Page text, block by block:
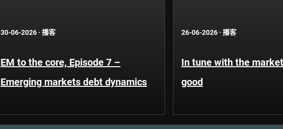
30-06-2026 · 播客
EM to the core, Episode 7 –
Emerging markets debt dynamics
26-06-2026 · 播客
In tune with the
good